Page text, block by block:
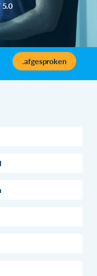
5.0
.afgesproken